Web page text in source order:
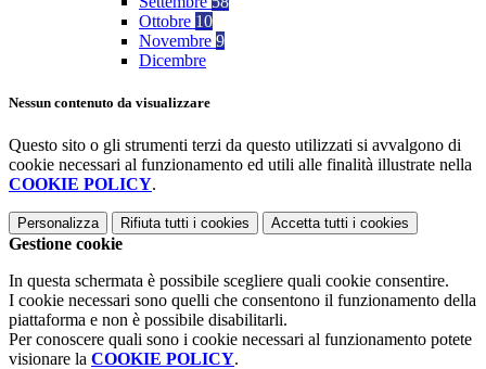
Ottobre 10
Novembre 9
Dicembre
Nessun contenuto da visualizzare
Questo sito o gli strumenti terzi da questo utilizzati si avvalgono di
cookie necessari al funzionamento ed utili alle finalità illustrate nella
COOKIE POLICY.
Personalizza Rifiuta tutti i cookies Accetta tutti i cookies
Gestione cookie
In questa schermata è possibile scegliere quali cookie consentire.
I cookie necessari sono quelli che consentono il funzionamento della
piattaforma e non è possibile disabilitarli.
Per conoscere quali sono i cookie necessari al funzionamento potete
visionare la COOKIE POLICY.